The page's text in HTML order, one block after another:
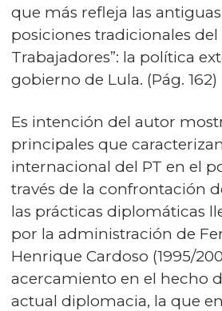
que más refleja las
posiciones tradicionales
Trabajadores”: la política
gobierno de Lula. (Pág. 162)
Es intención del autor
principales que
internacional del PT en el
través de la confrontación
las prácticas diplomáticas
por la administración de
Henrique Cardoso (1995/
acercamiento en el hecho
actual diplomacia, la que